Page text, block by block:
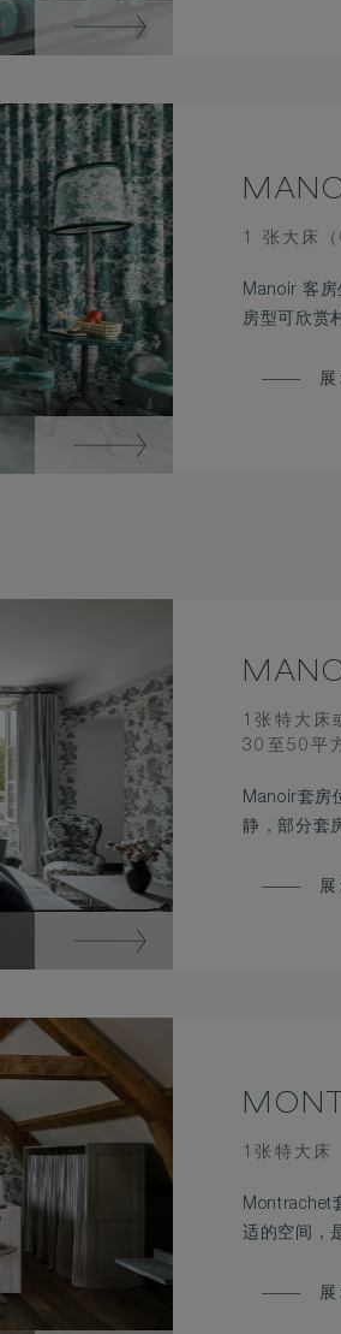
BEDS
1 张大床（
Manoir 客
房型可欣赏
BEDS
1张特大床
ROOM
30至50平
Manoir套房
静，部分套
BEDS
1张特大床
Montrachet
适的空间，